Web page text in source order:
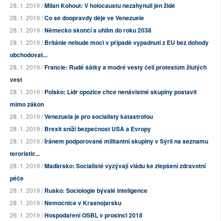
28. 1. 2019 /Milan Kohout: V holocaustu nezahynuli jen židé
28. 1. 2019 /Co se doopravdy děje ve Venezuele
28. 1. 2019 /Německo skončí s uhlím do roku 2038
28. 1. 2019 /Británie nebude moci v případě vypadnutí z EU bez dohody
obchodovat...
28. 1. 2019 /Francie: Rudé šátky a modré vesty čelí protestům žlutých
vest
28. 1. 2019 /Polsko: Lídr opozice chce nenávistné skupiny postavit
mimo zákon
28. 1. 2019 /Venezuela je pro socialisty katastrofou
28. 1. 2019 /Brexit sníží bezpečnost USA a Evropy
28. 1. 2019 /Íránem podporované militantní skupiny v Sýrii na seznamu
teroristic...
28. 1. 2019 /Maďarsko: Socialisté vyzývají vládu ke zlepšení zdravotní
péče
28. 1. 2019 /Rusko: Sociologie bývalé inteligence
28. 1. 2019 /Nemocnice v Krasnojarsku
26. 1. 2019 /Hospodaření OSBL v prosinci 2018